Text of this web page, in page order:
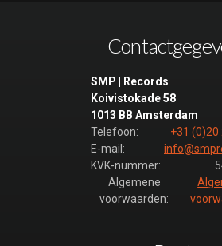
SMP | Records
Koivistokade 58
1013 BB Amsterdam
Telefoon:
+31 (0)20
E-mail:
KVK-nummer:
Algemene
voorwaarden: